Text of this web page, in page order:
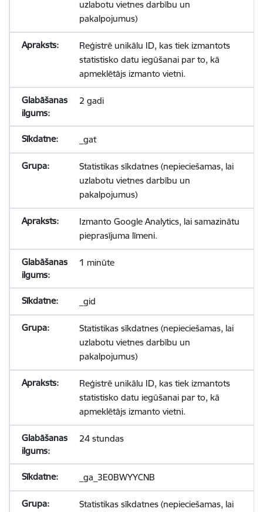
uzlabotu vietnes darbību un
pakalpojumus)
Reģistrē unikālu ID, kas tiek izmantots
statistisko datu iegūšanai par to, kā
apmeklētājs izmanto vietni.
2 gadi
_gat
Statistikas sīkdatnes (nepieciešamas, lai
uzlabotu vietnes darbību un
pakalpojumus)
Izmanto Google Analytics, lai samazinātu
pieprasījuma līmeni.
1 minūte
_gid
Statistikas sīkdatnes (nepieciešamas, lai
uzlabotu vietnes darbību un
pakalpojumus)
Reģistrē unikālu ID, kas tiek izmantots
statistisko datu iegūšanai par to, kā
apmeklētājs izmanto vietni.
24 stundas
_ga_3E0BWYYCNB
Statistikas sīkdatnes (nepieciešamas, lai